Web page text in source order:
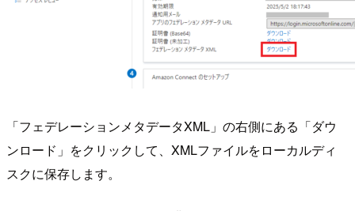
「フェデレーションメタデータXML」の右側にある「ダウ
ンロード」をクリックして、XMLファイルをローカルディ
スクに保存します。